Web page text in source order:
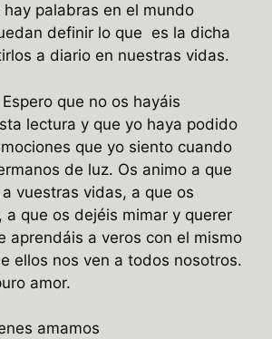
palabras en el mundo
definir lo que es la dicha
a diario en nuestras vidas.
que no os hayáis
lectura y que yo haya podido
que yo siento cuando
de luz. Os animo a que
vuestras vidas, a que os
a que os dejéis mimar y querer
aprendáis a veros con el mismo
ellos nos ven a todos nosotros.
amor.
amamos